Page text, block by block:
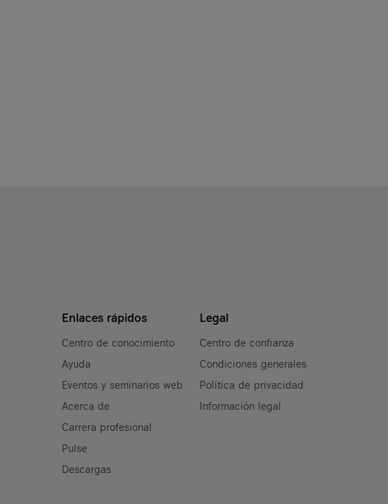
Enlaces rápidos
Centro de conocimiento
Ayuda
Eventos y seminarios web
Acerca de
Carrera profesional
Pulse
Descargas
Legal
Centro de confianza
Condiciones generales
Política de privacidad
Información legal